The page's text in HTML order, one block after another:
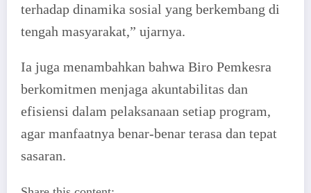
terhadap dinamika sosial yang berkembang di
tengah masyarakat,” ujarnya.
Ia juga menambahkan bahwa Biro Pemkesra
berkomitmen menjaga akuntabilitas dan
efisiensi dalam pelaksanaan setiap program,
agar manfaatnya benar-benar terasa dan tepat
sasaran.